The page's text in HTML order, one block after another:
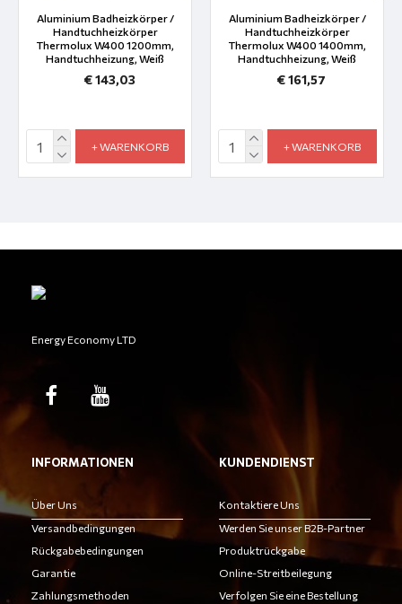
Aluminium Badheizkörper /
Handtuchheizkörper
Thermolux W400 1200mm,
Handtuchheizung, Weiß
€ 143,03
+ WARENKORB
Aluminium Badheizkörper /
Handtuchheizkörper
Thermolux W400 1400mm,
Handtuchheizung, Weiß
€ 161,57
+ WARENKORB
Energy Economy LTD
INFORMATIONEN
Über Uns
Versandbedingungen
Rückgabebedingungen
Garantie
Zahlungsmethoden
KUNDENDIENST
Kontaktiere Uns
Werden Sie unser B2B-Partner
Produktrückgabe
Online-Streitbeilegung
Verfolgen Sie eine Bestellung